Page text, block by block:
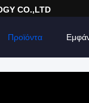
CO.,LTD
Προϊόντα